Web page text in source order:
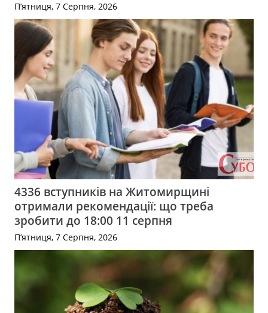
П’ятниця, 7 Серпня, 2026
4336 вступників на Житомирщині
отримали рекомендації: що треба
зробити до 18:00 11 серпня
П’ятниця, 7 Серпня, 2026